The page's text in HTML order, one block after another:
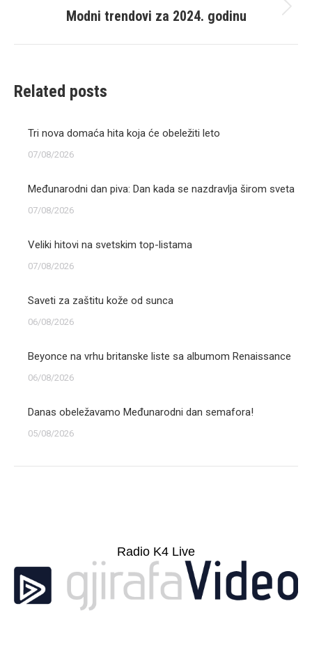
Next
Modni trendovi za 2024. godinu
Related posts
Tri nova domaća hita koja će obeležiti leto
07/08/2026
Međunarodni dan piva: Dan kada se nazdravlja širom sveta
07/08/2026
Veliki hitovi na svetskim top-listama
07/08/2026
Saveti za zaštitu kože od sunca
06/08/2026
Beyonce na vrhu britanske liste sa albumom Renaissance
06/08/2026
Danas obeležavamo Međunarodni dan semafora!
05/08/2026
Radio K4 Live